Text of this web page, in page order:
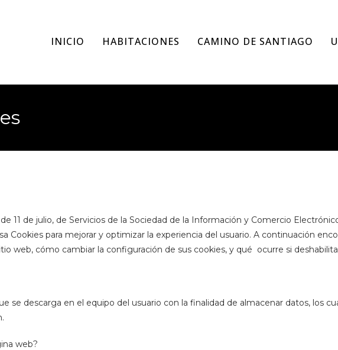
INICIO HABITACIONES CAMINO DE SANTIAGO
11 de julio, de Servicios de la Sociedad de la Información y Comercio
Cookies para mejorar y optimizar la experiencia del usuario. A continuación
web, cómo cambiar la configuración de sus cookies, y qué ocurre si deshabilita
se descarga en el equipo del usuario con la finalidad de almacenar datos, los
web?